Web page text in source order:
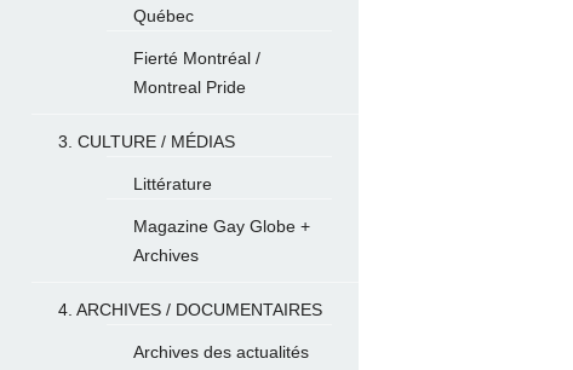
Québec
Fierté Montréal /
Montreal Pride
3. CULTURE / MÉDIAS
Littérature
Magazine Gay Globe +
Archives
4. ARCHIVES / DOCUMENTAIRES
Archives des actualités